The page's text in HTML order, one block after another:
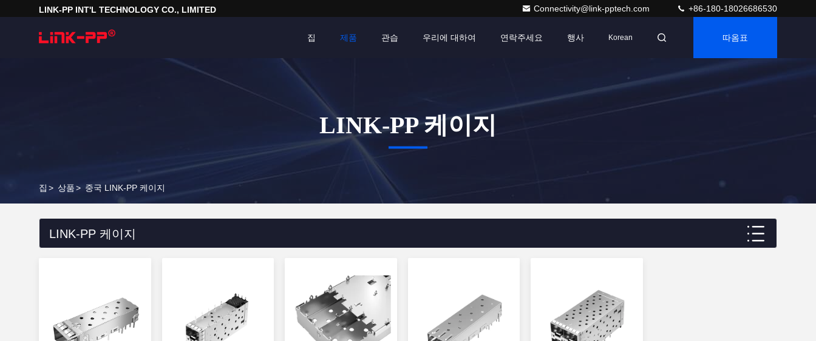
LINK-PP INT'L TECHNOLOGY CO., LIMITED Connectivity@link-pptech.com +86-180-18026686530
집 제품 우리에 대하여 연락주세요 행사
관습 Korean 따옴표
LINK-PP 케이지
집 > 상품> 중국 LINK-PP 케이지
LINK-PP 케이지